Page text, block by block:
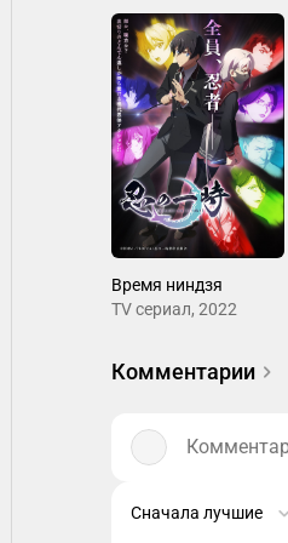
Время ниндзя
ТV сериал, 2022
Комментарии
Сначала лучшие